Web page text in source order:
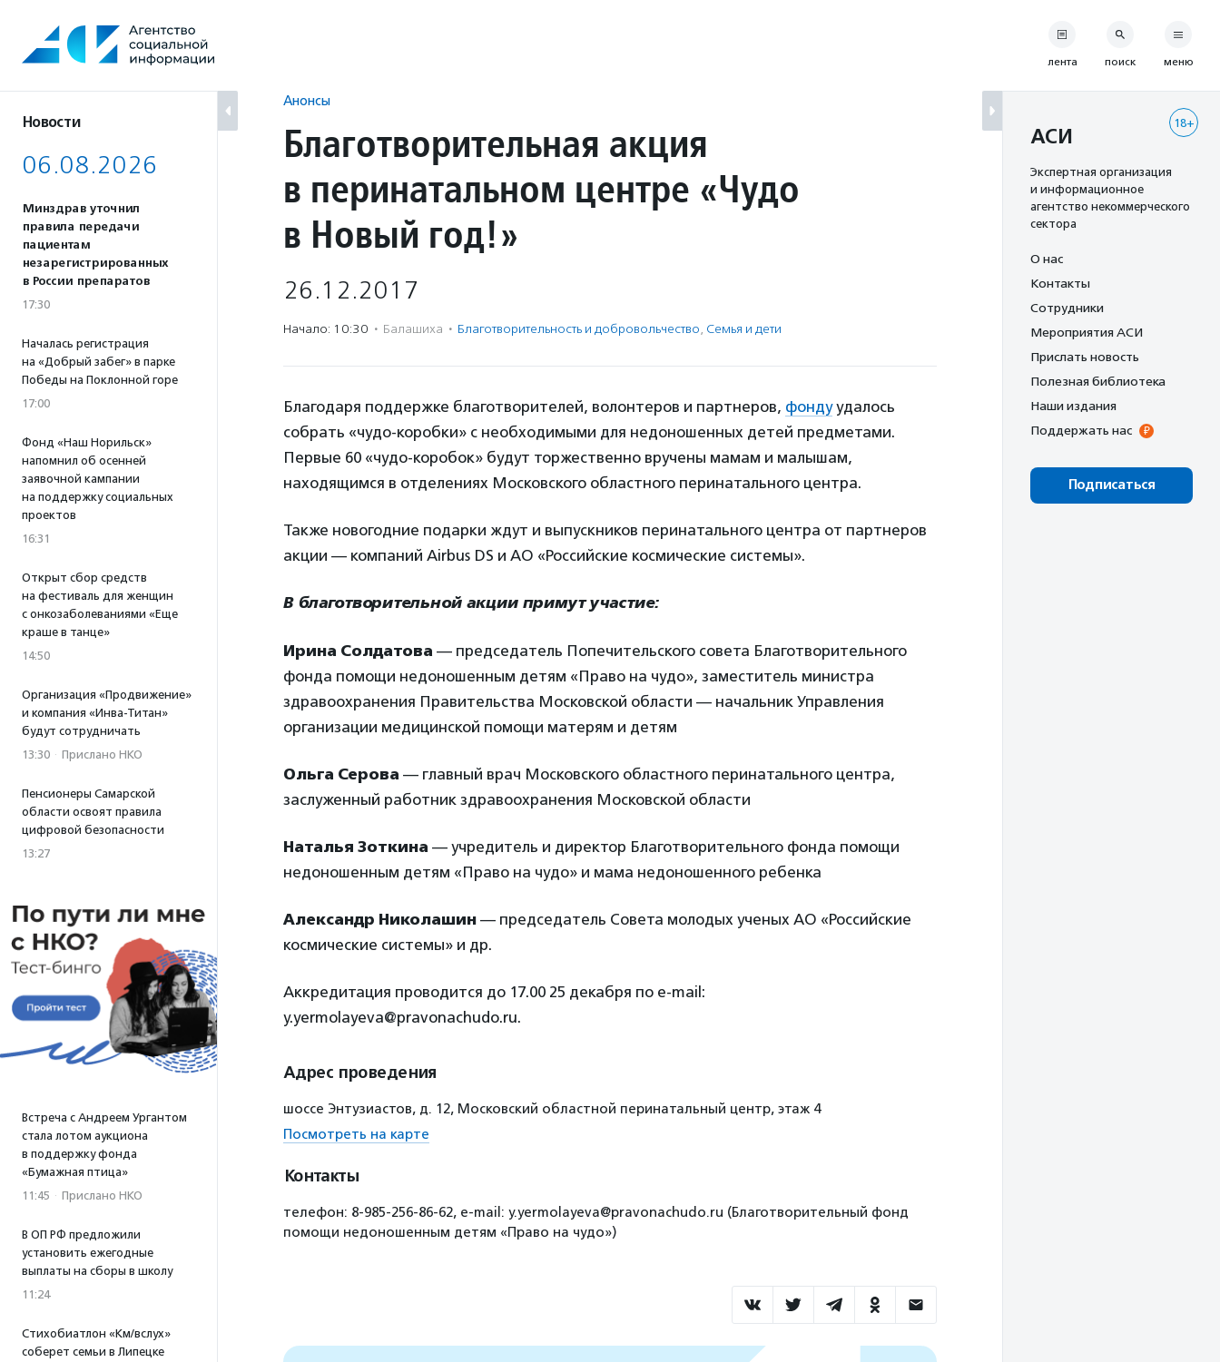
содержанию
Новости
06.08.2026
Минздрав уточнил
правила передачи
пациентам
незарегистрированных
в России препаратов
17:30
Началась регистрация
на «Добрый забег» в парке
Победы на Поклонной горе
17:00
Фонд «Наш Норильск»
напомнил об осенней
заявочной кампании
на поддержку социальных
проектов
16:31
Открыт сбор средств
на фестиваль для женщин
с онкозаболеваниями «Еще
краше в танце»
14:50
Организация «Продвижение»
и компания «Инва-Титан»
будут сотрудничать
13:30 · Прислано НКО
Пенсионеры Самарской
области освоят правила
цифровой безопасности
13:27
Встреча с Андреем Ургантом
стала лотом аукциона
в поддержку фонда
«Бумажная птица»
11:45 · Прислано НКО
В ОП РФ предложили
установить ежегодные
выплаты на сборы в школу
11:24
Стихобиатлон «Км/вслух»
соберет семьи в Липецке
Анонсы
Благотворительная акция
в перинатальном центре «Чудо
в Новый год!»
26.12.2017
Начало: 10:30 · Балашиха · Благотвори­тель­ность и доброволь­чест­во, Семья и дети
Благодаря поддержке благотворителей, волонтеров и партнеров, фондуудалось
собрать «чудо-коробки» с необходимыми для недоношенных детей предметами.
Первые 60 «чудо-коробок» будут торжественно вручены мамам и малышам,
находящимся в отделениях Московского областного перинатального центра.
Также новогодние подарки ждут и выпускников перинатального центра от партнеров
акции — компаний Airbus DS и АО «Российские космические системы».
В благотворительной акции примут участие:
Ирина Солдатова — председатель Попечительского совета Благотворительного
фонда помощи недоношенным детям «Право на чудо», заместитель министра
здравоохранения Правительства Московской области — начальник Управления
организации медицинской помощи матерям и детям
Ольга Серова — главный врач Московского областного перинатального центра,
заслуженный работник здравоохранения Московской области
Наталья Зоткина — учредитель и директор Благотворительного фонда помощи
недоношенным детям «Право на чудо» и мама недоношенного ребенка
Александр Николашин — председатель Совета молодых ученых АО «Российские
космические системы» и др.
Аккредитация проводится до 17.00 25 декабря по e-mail:
y.yermolayeva@pravonachudo.ru.
Адрес проведения
шоссе Энтузиастов, д. 12, Московский областной перинатальный центр, этаж 4
Посмотреть на карте
Контакты
телефон: 8-985-256-86-62, e-mail: y.yermolayeva@pravonachudo.ru (Благотворительный фонд
помощи недоношенным детям «Право на чудо»)
лента поиск меню
18+
АСИ
Экспертная организация
и информационное
агентство некоммерческого
сектора
О нас
Контакты
Сотрудники
Мероприятия АСИ
Прислать новость
Полезная библиотека
Наши издания
Поддержать нас
Подписаться